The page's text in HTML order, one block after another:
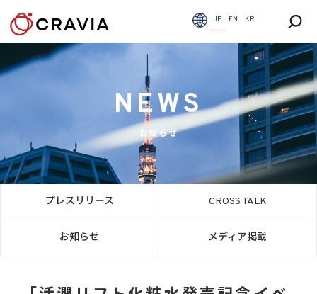
JP EN KR
NEWS
お知らせ
プレスリリース CROSS TALK
お知らせ メディア掲載